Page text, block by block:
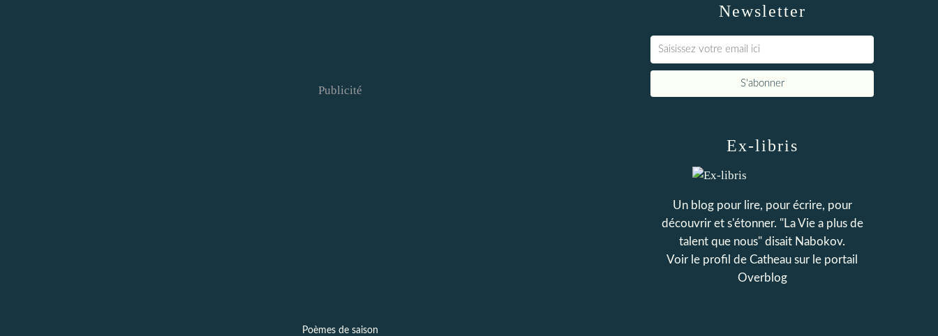
Publicité
Poèmes de saison
Newsletter
Ex-libris
Un blog pour lire, pour écrire, pour
découvrir et s'étonner. "La Vie a plus de
talent que nous" disait Nabokov.
Voir le profil de Catheau sur le portail
Overblog